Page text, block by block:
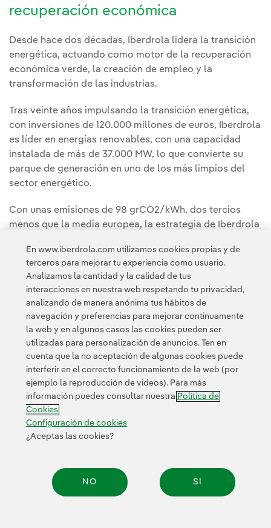
recuperación económica
Desde hace dos décadas, Iberdrola lidera la transición
energética, actuando como motor de la recuperación
económica verde, la creación de empleo y la
transformación de las industrias.
Tras veinte años impulsando la transición energética,
con inversiones de 120.000 millones de euros, Iberdrola
es líder en energías renovables, con una capacidad
instalada de más de 37.000 MW, lo que convierte su
parque de generación en uno de los más limpios del
sector energético.
Con unas emisiones de 98 grCO2/kWh, dos tercios
menos que la media europea, la estrategia de Iberdrola
convertirse en una empresa neutra en carbono en
Europa para 2030.
Contacta Política de Privacidad Información legal
Transparencia en el uso de la IA Política de cookies
Configuración de cookies Accesibilidad Canal de denuncias
© 2026 Iberdrola, S.A. Reservados todos los derechos.
En www.iberdrola.com utilizamos cookies propias y de
terceros para mejorar tu experiencia como usuario.
Analizamos la cantidad y la calidad de tus
interacciones en nuestra web respetando tu privacidad,
analizando de manera anónima tus hábitos de
navegación y preferencias para mejorar continuamente
la web y en algunos casos las cookies pueden ser
utilizadas para personalización de anuncios. Ten en
cuenta que la no aceptación de algunas cookies puede
interferir en el correcto funcionamiento de la web (por
ejemplo la reproducción de videos). Para más
información puedes consultar nuestra Política de
Cookies
Configuración de cookies
¿Aceptas las cookies?
NO SI